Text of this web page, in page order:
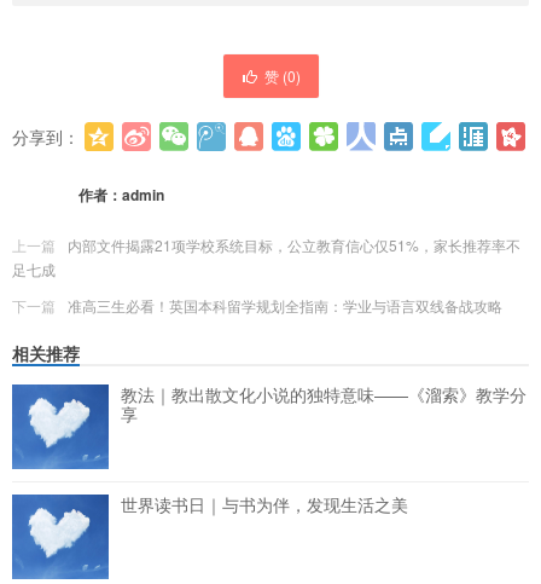
赞 (0)
分享到：
作者： admin
上一篇
内部文件揭露21项学校系统目标，公立教育信心仅51%，家长推荐率不
足七成
下一篇
准高三生必看！英国本科留学规划全指南：学业与语言双线备战攻略
相关推荐
教法｜教出散文化小说的独特意味——《溜索》教学分
享
世界读书日｜与书为伴，发现生活之美